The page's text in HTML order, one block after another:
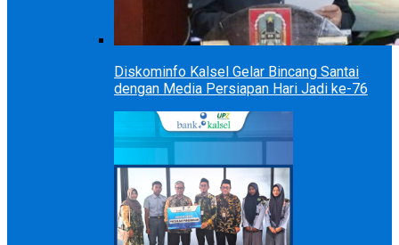
Diskominfo Kalsel Gelar Bincang Santai
dengan Media Persiapan Hari Jadi ke-76